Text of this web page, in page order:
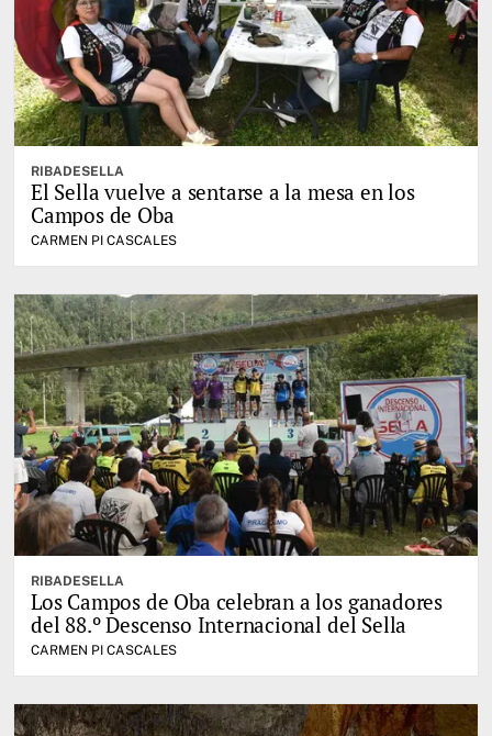
RIBADESELLA
El Sella vuelve a sentarse a la mesa en los
Campos de Oba
CARMEN PI CASCALES
RIBADESELLA
Los Campos de Oba celebran a los ganadores
del 88.º Descenso Internacional del Sella
CARMEN PI CASCALES